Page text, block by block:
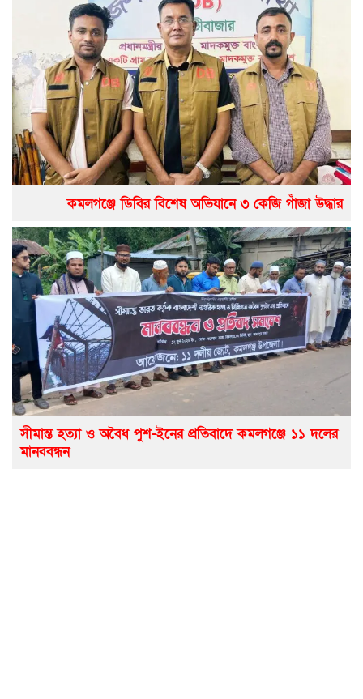
কমলগঞ্জে ডিবির বিশেষ অভিযানে ৩ কেজি গাঁজা উদ্ধার
সীমান্ত হত্যা ও অবৈধ পুশ-ইনের প্রতিবাদে কমলগঞ্জে ১১ দলের
মানববন্ধন